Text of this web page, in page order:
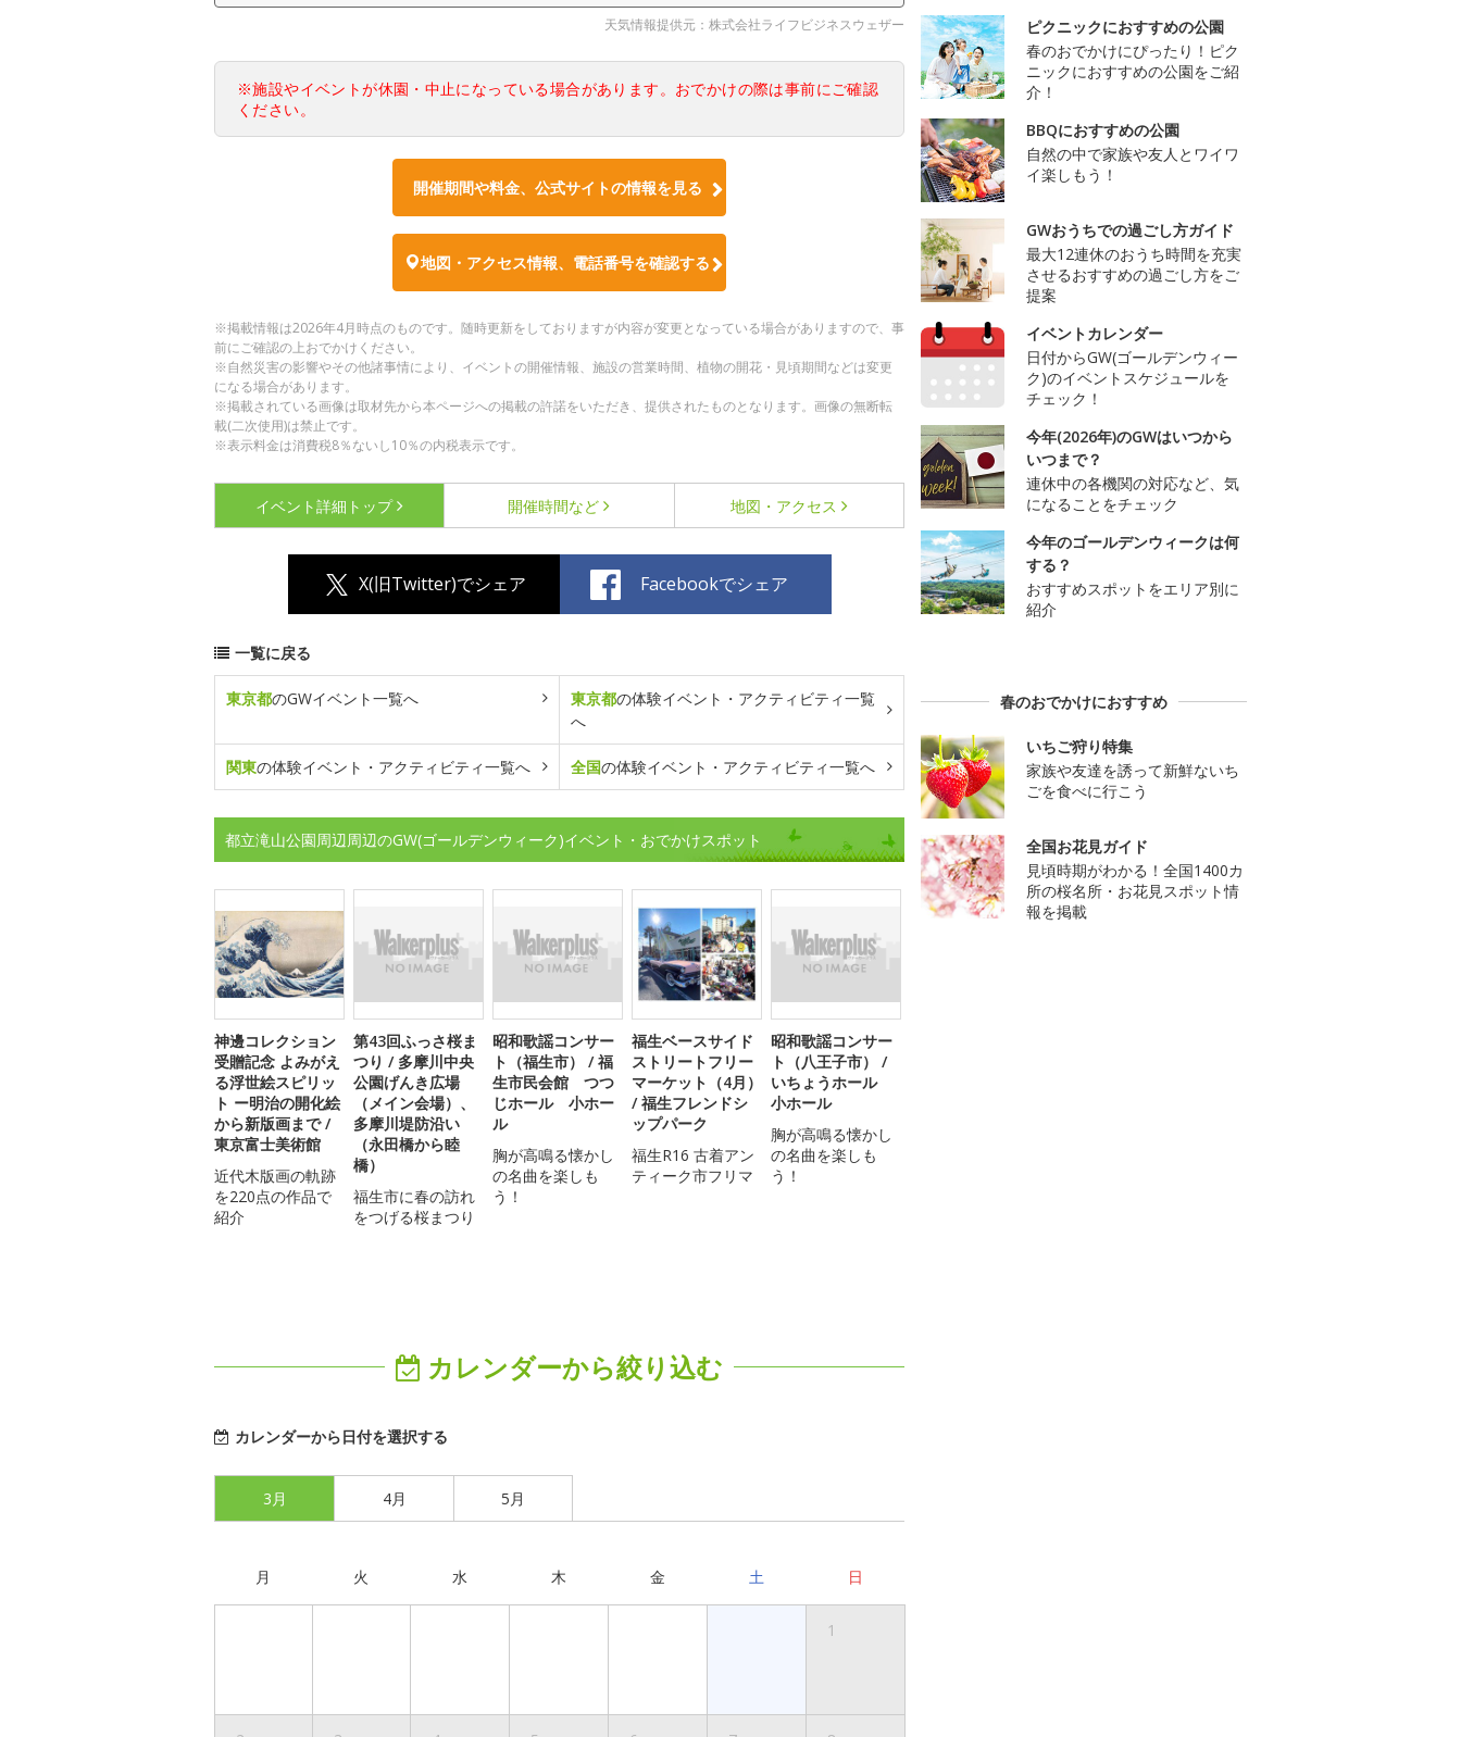
天気情報提供元：株式会社ライフビジネスウェザー
※施設やイベントが休園・中止になっている場合があります。おでかけの際は事前にご確認
ください。
開催期間や料金、公式サイトの情報を見る
地図・アクセス情報、電話番号を確認する
※掲載情報は2026年4月時点のものです。随時更新をしておりますが内容が変更となっている場合がありますので、事
前にご確認の上おでかけください。
※自然災害の影響やその他諸事情により、イベントの開催情報、施設の営業時間、植物の開花・見頃期間などは変更
になる場合があります。
※掲載されている画像は取材先から本ページへの掲載の許諾をいただき、提供されたものとなります。画像の無断転
載(二次使用)は禁止です。
※表示料金は消費税8％ないし10％の内税表示です。
イベント詳細 トップ 開催時間など 地図・アクセス
X(旧Twitter)でシェア Facebookでシェア
一覧に戻る
東京都のGWイベント一覧へ 東京都の体験イベント・アクティビティ一覧
へ
関東の体験イベント・アクティビティ一覧へ 全国の体験イベント・アクティビティ一覧へ
都立滝山公園周辺周辺のGW(ゴールデンウィーク)イベント・おでかけスポット
神邊コレクション
受贈記念 よみがえ
る浮世絵スピリッ
ト ー明治の開化絵
から新版画まで /
東京富士美術館
近代木版画の軌跡
を220点の作品で
紹介
第43回ふっさ桜ま
つり / 多摩川中央
公園げんき広場
（メイン会場）、
多摩川堤防沿い
（永田橋から睦
橋）
福生市に春の訪れ
をつげる桜まつり
昭和歌謡コンサー
ト（福生市） / 福
生市民会館 つつ
じホール 小ホー
ル
胸が高鳴る懐かし
の名曲を楽しも
う！
福生ベースサイド
ストリートフリー
マーケット（4月）
/ 福生フレンドシ
ップパーク
福生R16 古着アン
ティーク市フリマ
昭和歌謡コンサー
ト（八王子市） /
いちょうホール
小ホール
胸が高鳴る懐かし
の名曲を楽しも
う！
カレンダーから絞り込む
カレンダーから日付を選択する
3月 4月 5月
月 火 水 木 金 土 日
1
ピクニックにおすすめの公園
春のおでかけにぴったり！ピク
ニックにおすすめの公園をご紹
介！
BBQにおすすめの公園
自然の中で家族や友人とワイワ
イ楽しもう！
GWおうちでの過ごし方ガイド
最大12連休のおうち時間を充実
させるおすすめの過ごし方をご
提案
イベントカレンダー
日付からGW(ゴールデンウィー
ク)のイベントスケジュールを
チェック！
今年(2026年)のGWはいつから
いつまで？
連休中の各機関の対応など、気
になることをチェック
今年のゴールデンウィークは何
する？
おすすめスポットをエリア別に
紹介
春のおでかけにおすすめ
いちご狩り特集
家族や友達を誘って新鮮ないち
ごを食べに行こう
全国お花見ガイド
見頃時期がわかる！全国1400カ
所の桜名所・お花見スポット情
報を掲載